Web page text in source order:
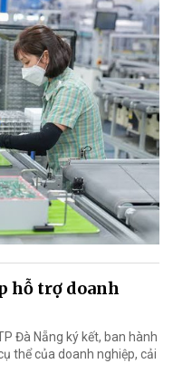
hỗ trợ doanh
Đà Nẵng ký kết, ban hành
thể của doanh nghiệp, cải